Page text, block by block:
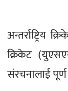
क्रिकेट
संरचनालाई